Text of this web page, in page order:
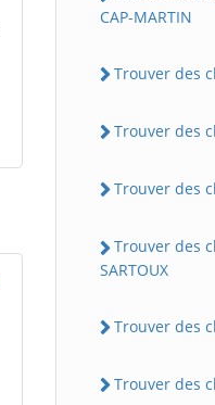
CAP-MARTIN
Trouver des
Trouver des
Trouver des
Trouver des
SARTOUX
Trouver des
Trouver des